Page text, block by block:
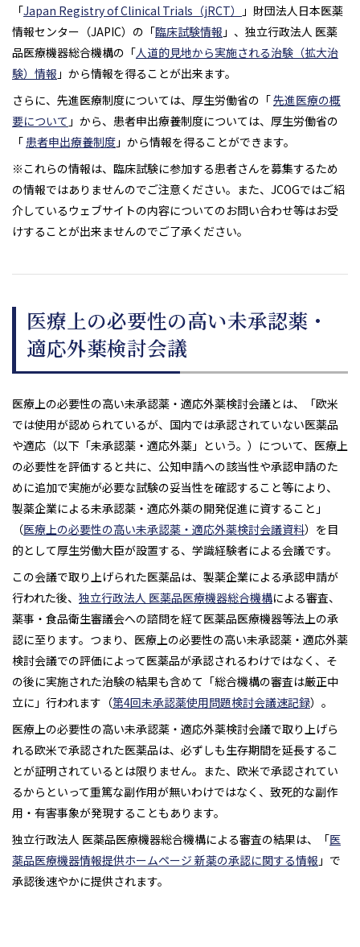
「Japan Registry of Clinical Trials（jRCT）
」財団法人日本医薬
情報センター（JAPIC）の「臨床試験情報 」、独立行政法人 医薬
品医療機器総合機構の「人道的見地から実施される治験（拡大治
験）情報 」から情報を得ることが出来ます。
さらに、先進医療制度については、厚生労働省の「先進医療の概
要について 」から、患者申出療養制度については、厚生労働省の
「 患者申出療養制度 」から情報を得ることができます。
※これらの情報は、臨床試験に参加する患者さんを募集するため
の情報ではありませんのでご注意ください。また、JCOGではご紹
介しているウェブサイトの内容についてのお問い合わせ等はお受
けすることが出来ませんのでご了承ください。
医療上の必要性の高い未承認薬・
適応外薬検討会議
医療上の必要性の高い未承認薬・適応外薬検討会議とは、「欧米
では使用が認められているが、国内では承認されていない医薬品
や適応（以下「未承認薬・適応外薬」という。）について、医療上
の必要性を評価すると共に、公知申請への該当性や承認申請のた
めに追加で実施が必要な試験の妥当性を確認すること等により、
製薬企業による未承認薬・適応外薬の開発促進に資すること」
（医療上の必要性の高い未承認薬・適応外薬検討会議資料）を目
的として厚生労働大臣が設置する、学識経験者による会議です。
この会議で取り上げられた医薬品は、製薬企業による承認申請が
行われた後、 独立行政法人 医薬品医療機器総合機構による審査、
薬事・食品衛生審議会への諮問を経て医薬品医療機器等法上の承
認に至ります。つまり、医療上の必要性の高い未承認薬・適応外薬
検討会議での評価によって医薬品が承認されるわけではなく、そ
の後に実施された治験の結果も含めて「総合機構の審査は厳正中
立に」行われます（第4回未承認薬使用問題検討会議速記録）。
医療上の必要性の高い未承認薬・適応外薬検討会議で取り上げら
れる欧米で承認された医薬品は、必ずしも生存期間を延長するこ
とが証明されているとは限りません。また、欧米で承認されてい
るからといって重篤な副作用が無いわけではなく、致死的な副作
用・有害事象が発現することもあります。
独立行政法人 医薬品医療機器総合機構による審査の結果は、「医
薬品医療機器情報提供ホームページ 新薬の承認に関する情報 」で
承認後速やかに提供されます。